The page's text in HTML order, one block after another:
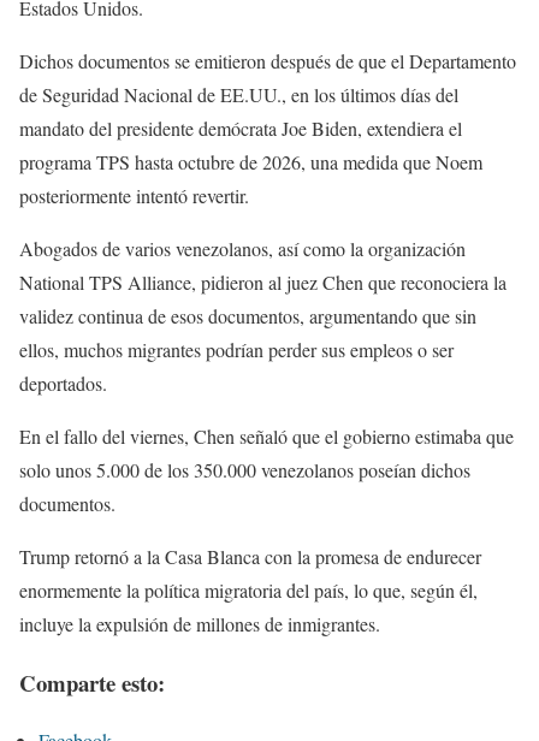
Estados Unidos.
Dichos documentos se emitieron después de que el Departamento
de Seguridad Nacional de EE.UU., en los últimos días del
mandato del presidente demócrata Joe Biden, extendiera el
programa TPS hasta octubre de 2026, una medida que Noem
posteriormente intentó revertir.
Abogados de varios venezolanos, así como la organización
National TPS Alliance, pidieron al juez Chen que reconociera la
validez continua de esos documentos, argumentando que sin
ellos, muchos migrantes podrían perder sus empleos o ser
deportados.
En el fallo del viernes, Chen señaló que el gobierno estimaba que
solo unos 5.000 de los 350.000 venezolanos poseían dichos
documentos.
Trump retornó a la Casa Blanca con la promesa de endurecer
enormemente la política migratoria del país, lo que, según él,
incluye la expulsión de millones de inmigrantes.
Comparte esto: